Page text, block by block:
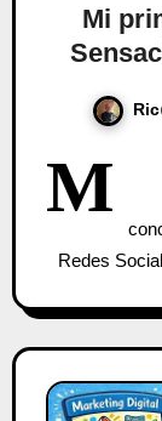
Mi
Ric
M
Redes